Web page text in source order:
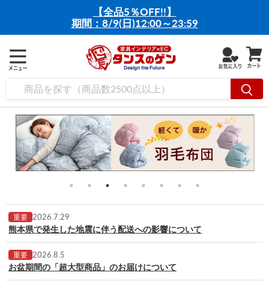
【全品5％OFF!!】
期間：8/9(日)12:00～23:59
重要 2026.7.29
熊本県で発生した地震に伴う配送への影響について
重要 2026.8.5
お盆期間の「超大型商品」のお届けについて